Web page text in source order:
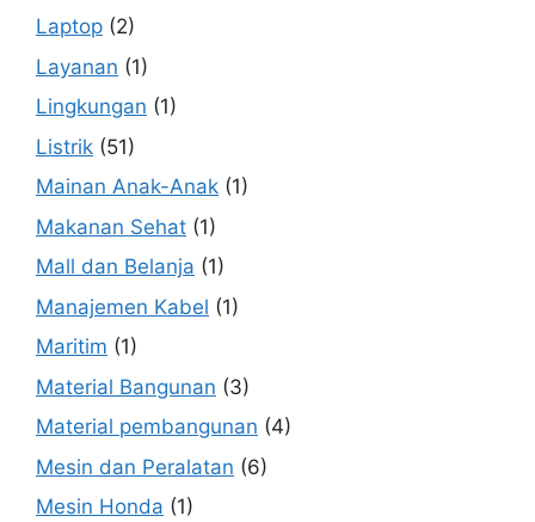
Laptop (2)
Layanan (1)
Lingkungan (1)
Listrik (51)
Mainan Anak-Anak (1)
Makanan Sehat (1)
Mall dan Belanja (1)
Manajemen Kabel (1)
Maritim (1)
Material Bangunan (3)
Material pembangunan (4)
Mesin dan Peralatan (6)
Mesin Honda (1)